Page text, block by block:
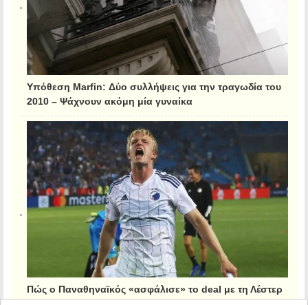
Υπόθεση Marfin: Δύο συλλήψεις για την τραγωδία του
2010 – Ψάχνουν ακόμη μία γυναίκα
Πώς ο Παναθηναϊκός «ασφάλισε» το deal με τη Λέστερ